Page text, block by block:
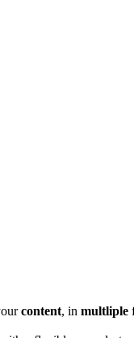
content, in multliple